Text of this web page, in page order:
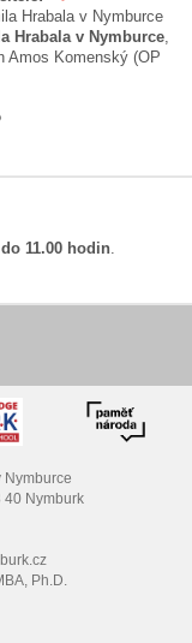
Hrabala v Nymburce
Hrabala v Nymburce,
Amos Komenský (OP
11.00 hodin.
Nymburce
40 Nymburk
Ph.D.